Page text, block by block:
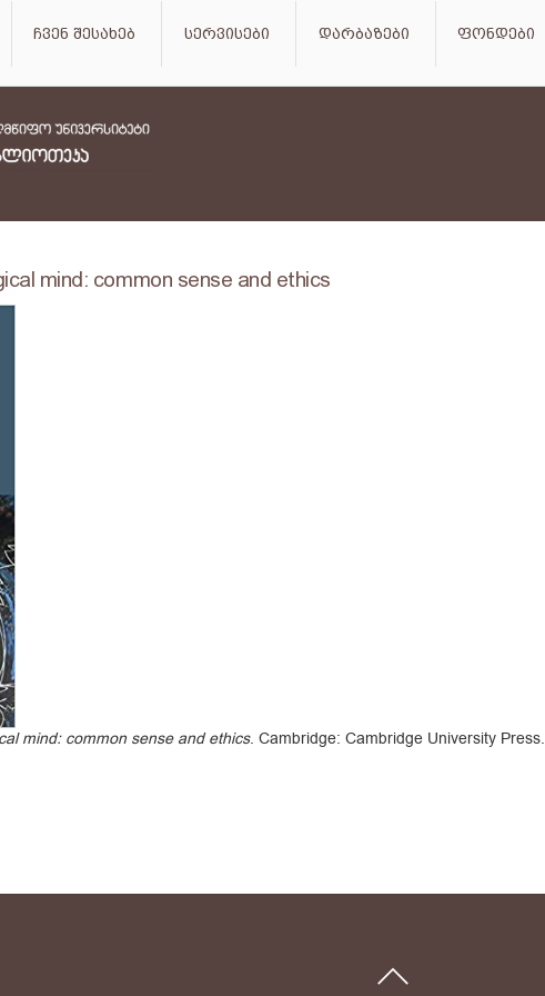
ჩვენ შესახებ სერვისები დარბაზები ფონდები
mind: common sense and ethics
mind: common sense and ethics. Cambridge: Cambridge University Press.